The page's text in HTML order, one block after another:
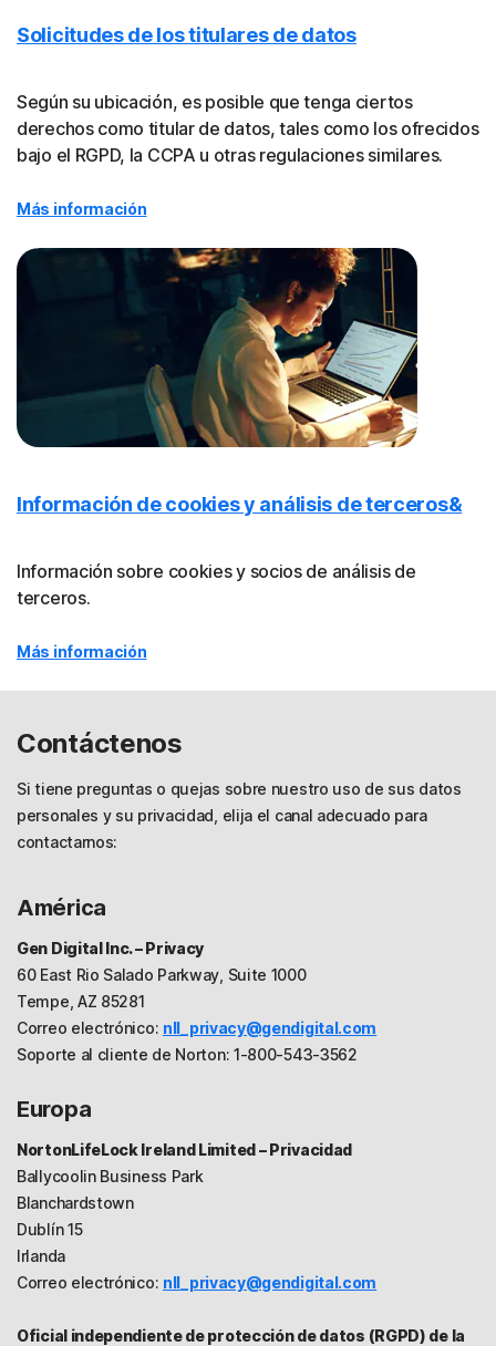
Solicitudes de los titulares de datos
Según su ubicación, es posible que tenga ciertos
derechos como titular de datos, tales como los ofrecidos
bajo el RGPD, la CCPA u otras regulaciones similares.
Más información
Información de cookies y análisis de terceros&
Información sobre cookies y socios de análisis de
terceros.
Más información
Contáctenos
Si tiene preguntas o quejas sobre nuestro uso de sus datos
personales y su privacidad, elija el canal adecuado para
contactarnos:
América
Gen Digital Inc. – Privacy
60 East Rio Salado Parkway, Suite 1000
Tempe, AZ 85281
Correo electrónico: nll_privacy@gendigital.com
Soporte al cliente de Norton: 1-800-543-3562
Europa
NortonLifeLock Ireland Limited – Privacidad
Ballycoolin Business Park
Blanchardstown
Dublín 15
Irlanda
Correo electrónico: nll_privacy@gendigital.com
Oficial independiente de protección de datos (RGPD) de la